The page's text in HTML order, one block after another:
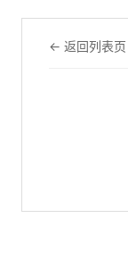
← 返回列表页